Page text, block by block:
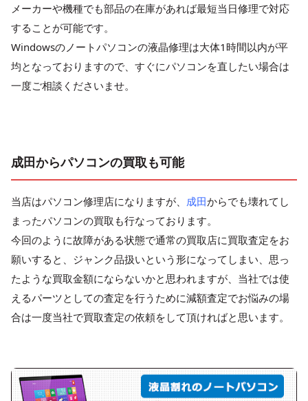
メーカーや機種でも部品の在庫があれば最短当日修理で対応
することが可能です。
Windowsのノートパソコンの液晶修理は大体1時間以内が平
均となっておりますので、すぐにパソコンを直したい場合は
一度ご相談くださいませ。
成田からパソコンの買取も可能
当店はパソコン修理店になりますが、 成田からでも壊れてし
まったパソコンの買取も行なっております。
今回のように故障がある状態で通常の買取店に買取査定をお
願いすると、ジャンク品扱いという形になってしまい、思っ
たような買取金額にならないかと思われますが、当社では使
えるパーツとしての査定を行うために減額査定でお悩みの場
合は一度当社で買取査定の依頼をして頂ければと思います。